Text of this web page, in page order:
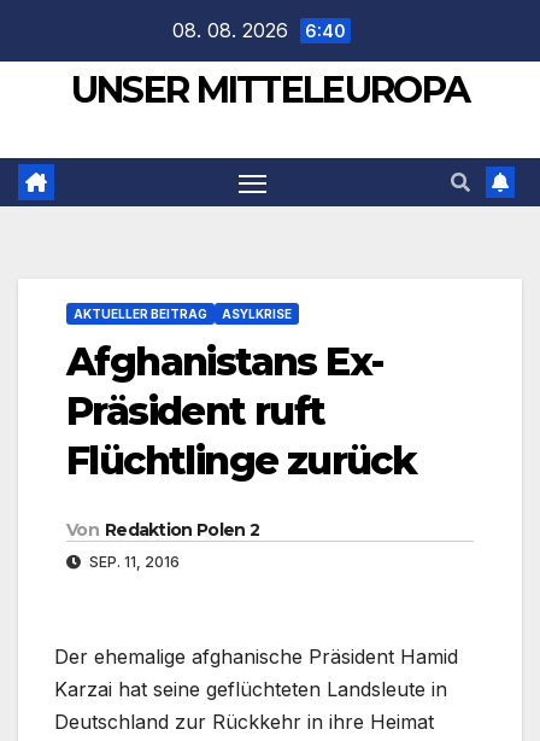
springen
08. 08. 2026 6:40
UNSER MITTELEUROPA
AKTUELLER BEITRAG ASYLKRISE
Afghanistans Ex-
Präsident ruft
Flüchtlinge zurück
Von Redaktion Polen 2
SEP. 11, 2016
Der ehemalige afghanische Präsident Hamid
Karzai hat seine geflüchteten Landsleute in
Deutschland zur Rückkehr in ihre Heimat